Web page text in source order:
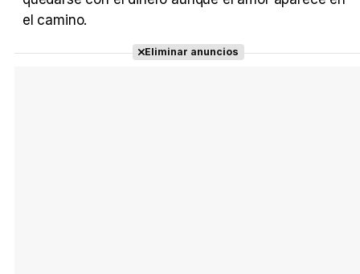
el camino.
Eliminar anuncios